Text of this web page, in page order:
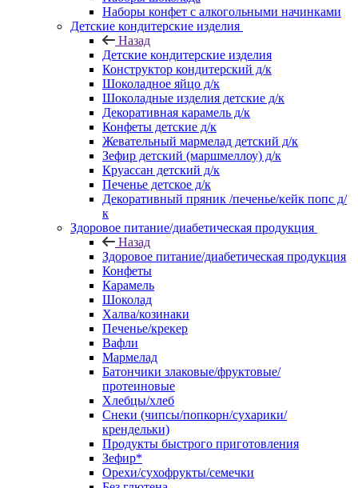
Наборы конфет с алкогольными начинками
Детские кондитерские изделия
Назад
Детские кондитерские изделия
Конструктор кондитерский д/к
Шоколадное яйцо д/к
Шоколадные изделия детские д/к
Декоративная карамель д/к
Конфеты детские д/к
Жевательный мармелад детский д/к
Зефир детский (маршмеллоу) д/к
Круассан детский д/к
Печенье детское д/к
Декоративный пряник /печенье/кейк попс д/
к
Здоровое питание/диабетическая продукция
Назад
Здоровое питание/диабетическая продукция
Конфеты
Карамель
Шоколад
Халва/козинаки
Печенье/крекер
Вафли
Мармелад
Батончики злаковые/фруктовые/
протеиновые
Хлебцы/хлеб
Снеки (чипсы/попкорн/сухарики/
крендельки)
Продукты быстрого приготовления
Зефир*
Орехи/сухофрукты/семечки